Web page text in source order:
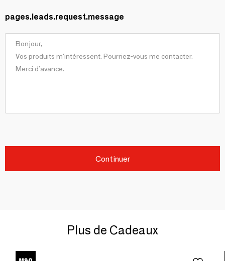
pages.leads.request.message
Continuer
Plus de Cadeaux